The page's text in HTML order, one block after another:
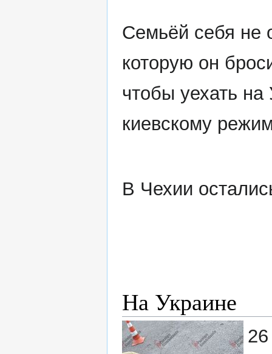
Семьёй себя не
которую он
чтобы уехать на
киевскому
В Чехии
На Украине